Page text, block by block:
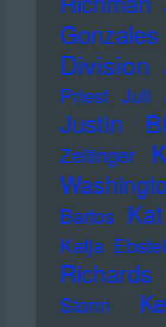
Gonzales
Division
Priest Juli
Justin
Zeltinger
Bartos
Katja
Richards
Storm